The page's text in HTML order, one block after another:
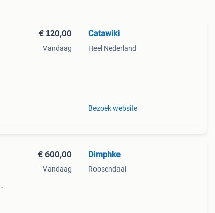
€ 120,00
Vandaag
Catawiki
Heel Nederland
Bezoek website
€ 600,00
Vandaag
Dimphke
Roosendaal